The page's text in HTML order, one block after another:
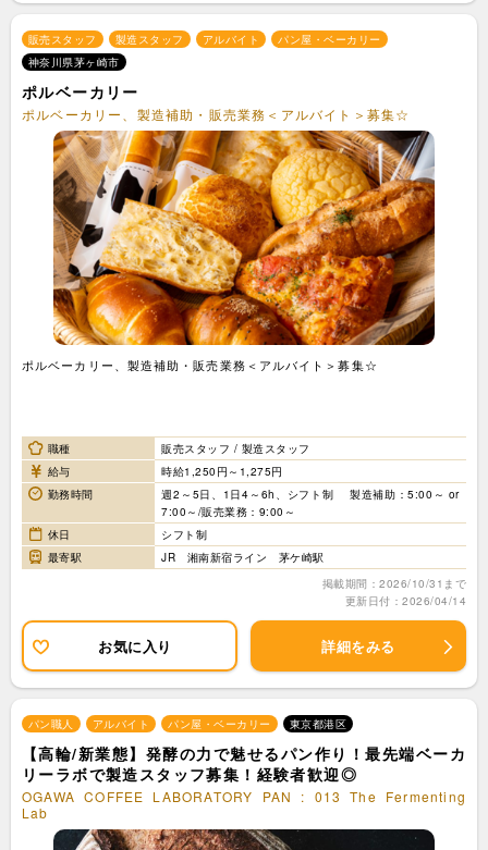
販売スタッフ 製造スタッフ アルバイト
パン屋・ベーカリー
神奈川県茅ヶ崎市
ポルベーカリー
ポルベーカリー、製造補助・販売業務＜アルバイト＞募集☆
ポルベーカリー、製造補助・販売業務＜アルバイト＞募集☆
職種
販売スタッフ / 製造スタッフ
給与
時給1,250円～1,275円
勤務時間
週2～5日、1日4～6h、シフト制 製造補助：5:00～ or
7:00～/販売業務：9:00～
休日
シフト制
最寄駅
JR 湘南新宿ライン 茅ケ崎駅
掲載期間：2026/10/31まで
更新日付：2026/04/14
お気に入り 詳細をみる
パン職人 アルバイト パン屋・ベーカリー 東京都港区
【高輪/新業態】発酵の力で魅せるパン作り！最先端ベーカ
リーラボで製造スタッフ募集！経験者歓迎◎
OGAWA COFFEE LABORATORY PAN : 013 The Fermenting
Lab